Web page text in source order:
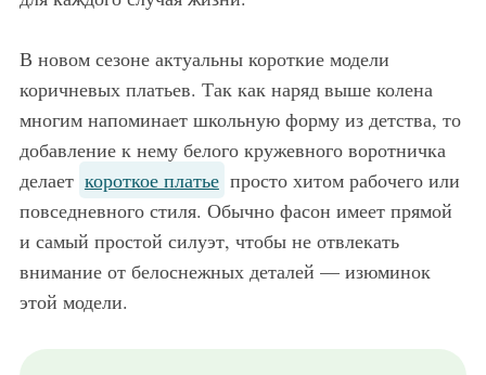
В новом сезоне актуальны короткие модели
коричневых платьев. Так как наряд выше колена
многим напоминает школьную форму из детства, то
добавление к нему белого кружевного воротничка
делает короткое платье просто хитом рабочего или
повседневного стиля. Обычно фасон имеет прямой
и самый простой силуэт, чтобы не отвлекать
внимание от белоснежных деталей — изюминок
этой модели.